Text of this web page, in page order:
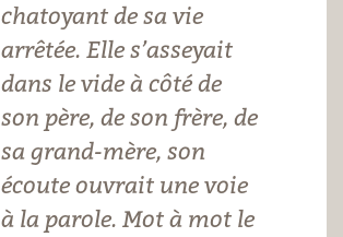
chatoyant de sa vie
arrêtée. Elle s’asseyait
dans le vide à côté de
son père, de son frère, de
sa grand-mère, son
écoute ouvrait une voie
à la parole. Mot à mot le